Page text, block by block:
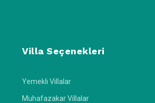
Villa Seçenekleri
Yemekli Villalar
Muhafazakar Villalar